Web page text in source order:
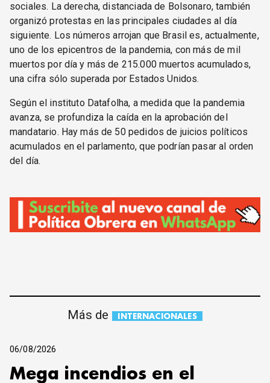
sociales. La derecha, distanciada de Bolsonaro, también
organizó protestas en las principales ciudades al día
siguiente. Los números arrojan que Brasil es, actualmente,
uno de los epicentros de la pandemia, con más de mil
muertos por día y más de 215.000 muertos acumulados,
una cifra sólo superada por Estados Unidos.
Según el instituto Datafolha, a medida que la pandemia
avanza, se profundiza la caída en la aprobación del
mandatario. Hay más de 50 pedidos de juicios políticos
acumulados en el parlamento, que podrían pasar al orden
del día.
Más de INTERNACIONALES
06/08/2026
Mega incendios en el